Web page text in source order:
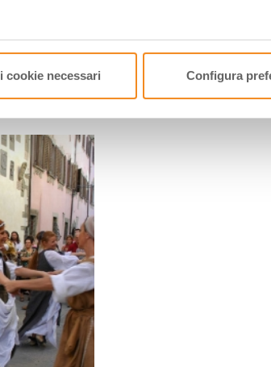
cookie necessari Configura
di Gubbio
in costume d’epoca. Tel. 335
vivande presso Hosteria del Capitano